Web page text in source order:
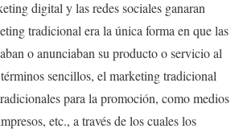
digital y las redes sociales ganaran
tradicional era la única forma en que las
o anunciaban su producto o servicio al
sencillos, el marketing tradicional
para la promoción, como medios
etc., a través de los cuales los